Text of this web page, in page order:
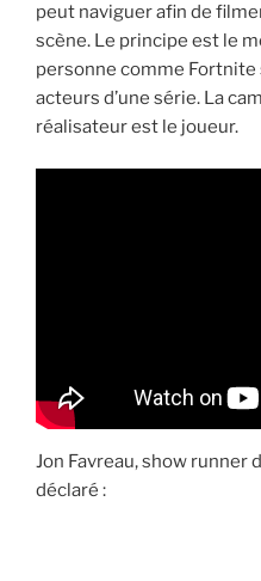
peut naviguer afin de
scène. Le principe est le
personne comme Fortnite
acteurs d’une série. La
réalisateur est le joueur.
Jon Favreau, show runner
déclaré :